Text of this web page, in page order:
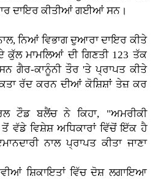
ਦਾਇਰ ਕੀਤੀਆਂ ਗਈਆਂ ਸਨ।
ਨਿਆਂ ਵਿਭਾਗ ਦੁਆਰਾ ਦਾਇਰ ਕੀਤੇ
ਕੁੱਲ ਮਾਮਲਿਆਂ ਦੀ ਗਿਣਤੀ 123 ਤੱਕ
ਗੈਰ-ਕਾਨੂੰਨੀ ਤੌਰ 'ਤੇ ਪ੍ਰਾਪਤ ਕੀਤੇ
ਰੱਦ ਕਰਨ ਦੀਆਂ ਕੋਸ਼ਿਸ਼ਾਂ ਤੇਜ਼ ਕਰ
ਟੌਡ ਬਲੈਂਚ ਨੇ ਕਿਹਾ, "ਅਮਰੀਕੀ
ਵੱਡੇ ਵਿਸ਼ੇਸ਼ ਅਧਿਕਾਰਾਂ ਵਿੱਚੋਂ ਇੱਕ ਹੈ
ਨਾਲ ਪ੍ਰਾਪਤ ਕੀਤਾ ਜਾਣਾ
ਸ਼ਿਕਾਇਤਾਂ ਵਿੱਚ ਦੋਸ਼ ਲਗਾਇਆ